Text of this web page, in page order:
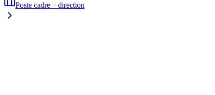
Poste cadre – direction